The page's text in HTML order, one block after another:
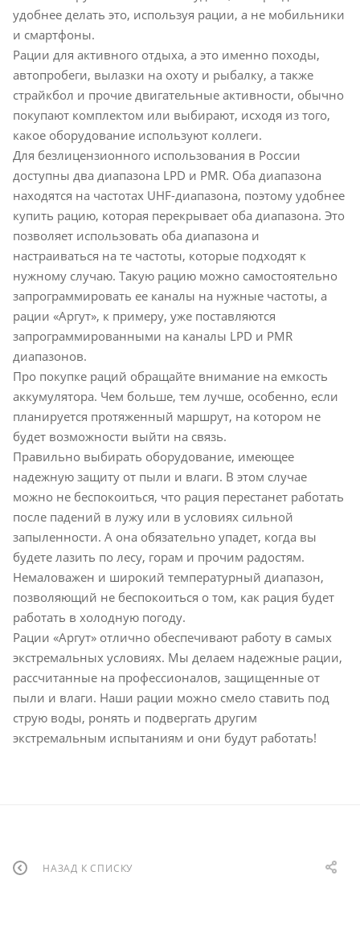
удобнее делать это, используя рации, а не мобильники
и смартфоны.
Рации для активного отдыха, а это именно походы,
автопробеги, вылазки на охоту и рыбалку, а также
страйкбол и прочие двигательные активности, обычно
покупают комплектом или выбирают, исходя из того,
какое оборудование используют коллеги.
Для безлицензионного использования в России
доступны два диапазона LPD и PMR. Оба диапазона
находятся на частотах UHF-диапазона, поэтому удобнее
купить рацию, которая перекрывает оба диапазона. Это
позволяет использовать оба диапазона и
настраиваться на те частоты, которые подходят к
нужному случаю. Такую рацию можно самостоятельно
запрограммировать ее каналы на нужные частоты, а
рации «Аргут», к примеру, уже поставляются
запрограммированными на каналы LPD и PMR
диапазонов.
Про покупке раций обращайте внимание на емкость
аккумулятора. Чем больше, тем лучше, особенно, если
планируется протяженный маршрут, на котором не
будет возможности выйти на связь.
Правильно выбирать оборудование, имеющее
надежную защиту от пыли и влаги. В этом случае
можно не беспокоиться, что рация перестанет работать
после падений в лужу или в условиях сильной
запыленности. А она обязательно упадет, когда вы
будете лазить по лесу, горам и прочим радостям.
Немаловажен и широкий температурный диапазон,
позволяющий не беспокоиться о том, как рация будет
работать в холодную погоду.
Рации «Аргут» отлично обеспечивают работу в самых
экстремальных условиях. Мы делаем надежные рации,
рассчитанные на профессионалов, защищенные от
пыли и влаги. Наши рации можно смело ставить под
струю воды, ронять и подвергать другим
экстремальным испытаниям и они будут работать!
НАЗАД К СПИСКУ